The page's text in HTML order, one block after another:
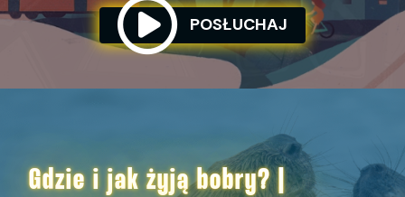
POSŁUCHAJ
Gdzie i jak żyją bobry? |